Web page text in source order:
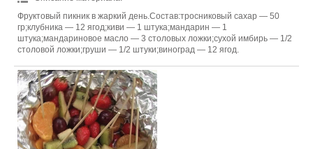
Фруктовый пикник в жаркий день.Состав:тросниковый сахар — 50
гр;клубника — 12 ягод;киви — 1 штука;мандарин — 1
штука;мандариновое масло — 3 столовых ложки;сухой имбирь — 1/2
столовой ложки;груши — 1/2 штуки;виноград — 12 ягод.